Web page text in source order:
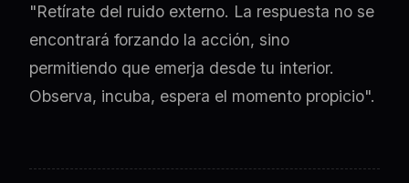
"Retírate del ruido externo. La respuesta no se
encontrará forzando la acción, sino
permitiendo que emerja desde tu interior.
Observa, incuba, espera el momento propicio".